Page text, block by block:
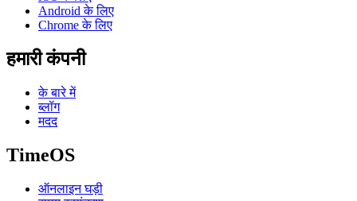
Android के लिए
Chrome के लिए
हमारी कंपनी
के बारे में
ब्लॉग
मदद
TimeOS
ऑनलाइन घड़ी